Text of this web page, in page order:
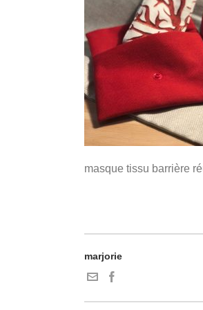
masque tissu barrière
marjorie